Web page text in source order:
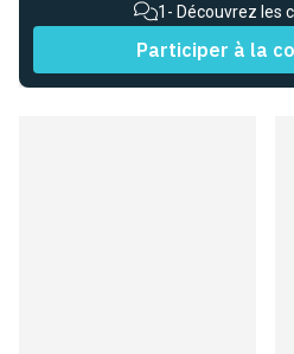
1 - Découvrez les
Participer à la